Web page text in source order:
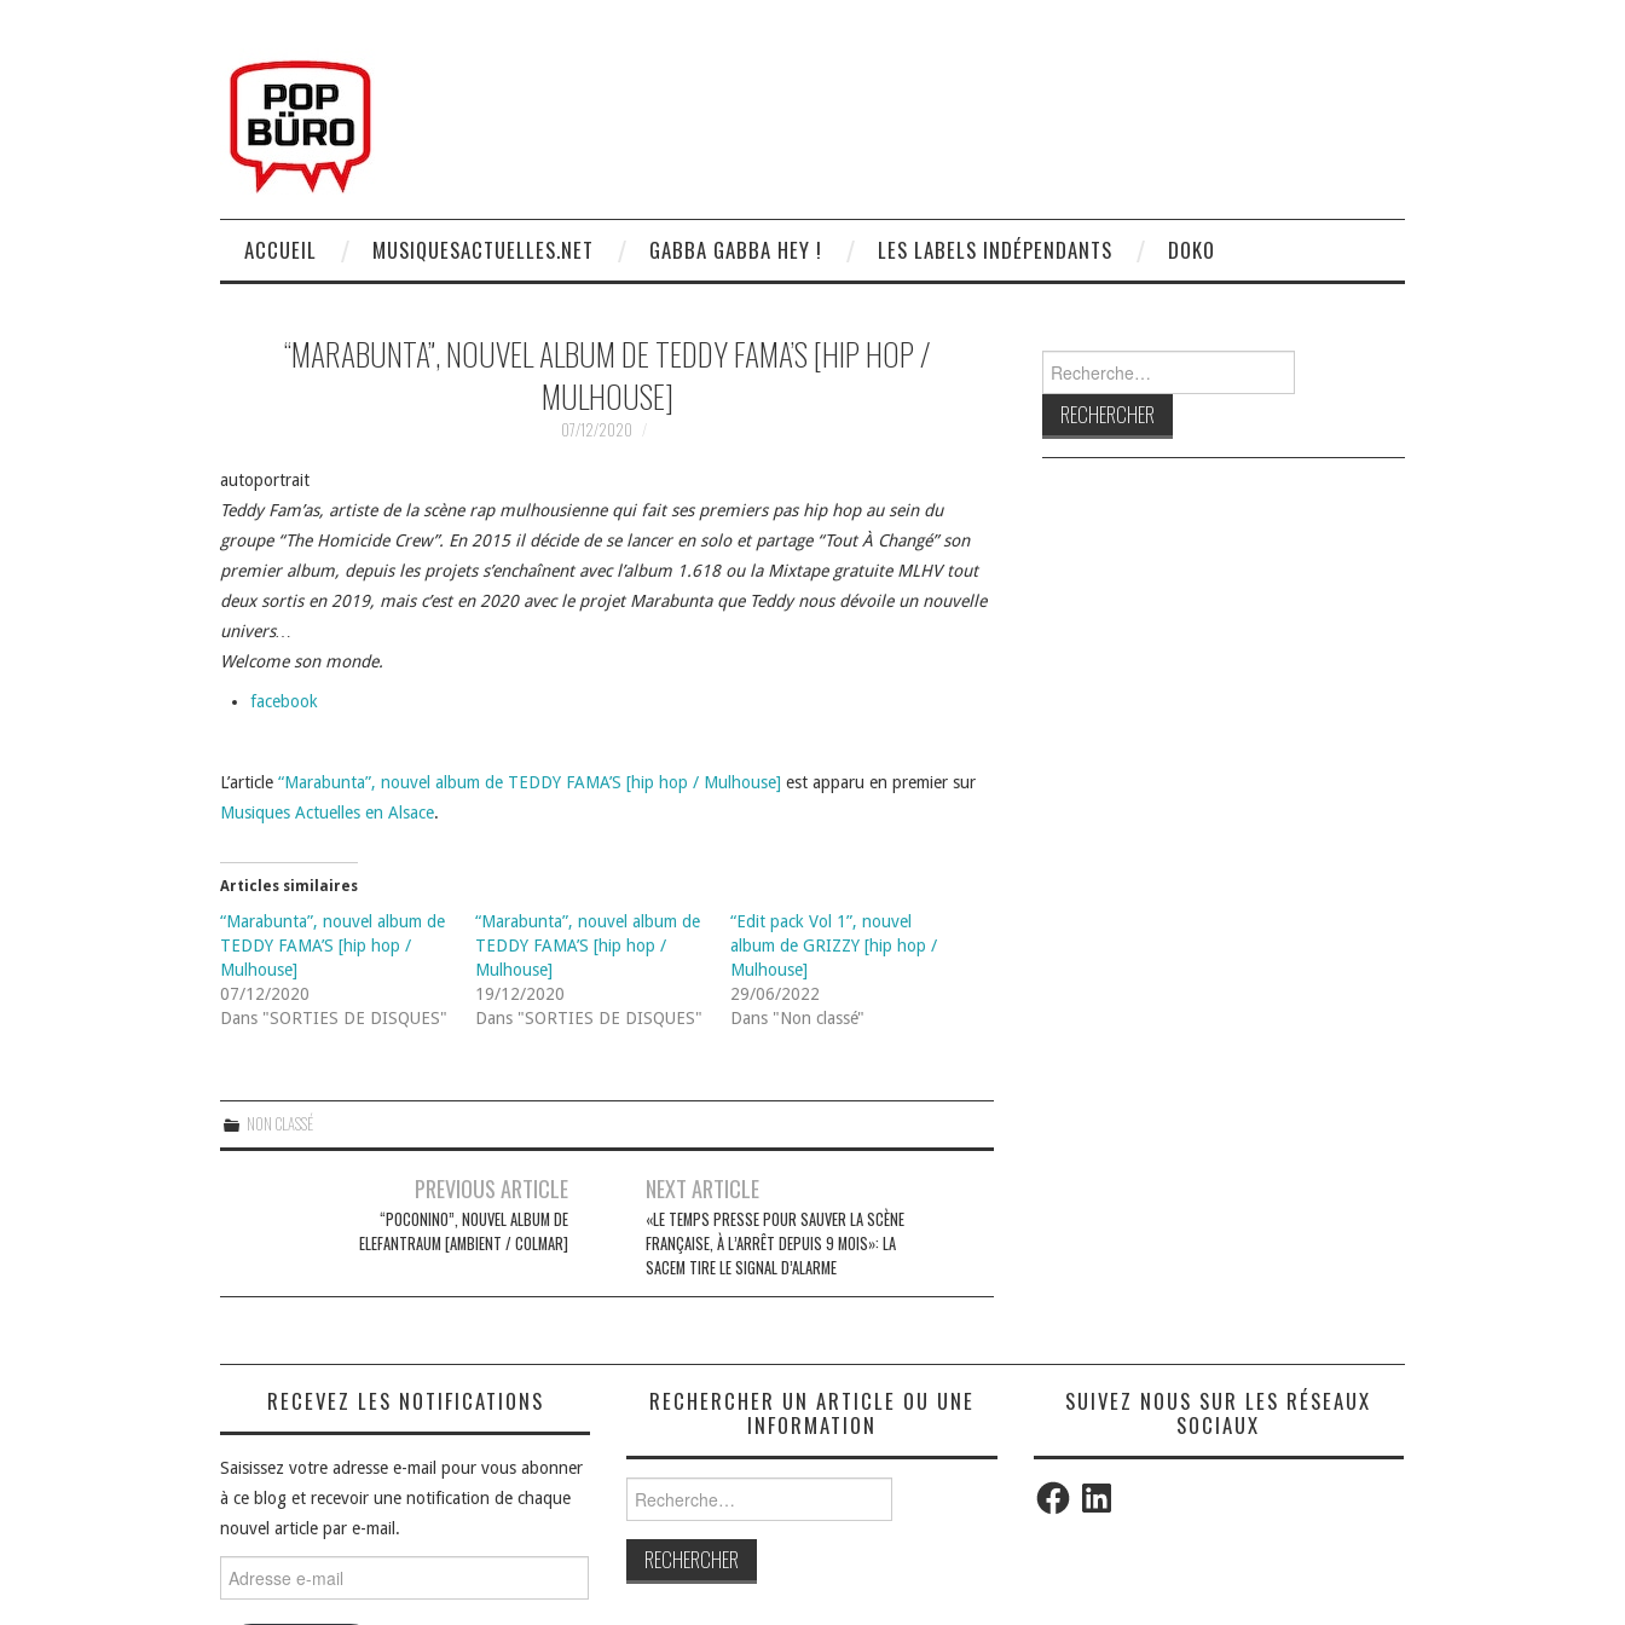
ACCUEIL MUSIQUESACTUELLES.NET GABBA GABBA HEY ! LES LABELS INDÉPENDANTS DOKO
“MARABUNTA”, NOUVEL ALBUM DE TEDDY FAMA’S [HIP HOP /
MULHOUSE]
07/12/2020
autoportrait
Teddy Fam’as, artiste de la scène rap mulhousienne qui fait ses premiers pas hip hop au sein du
groupe “The Homicide Crew”. En 2015 il décide de se lancer en solo et partage “Tout À Changé” son
premier album, depuis les projets s’enchaînent avec l’album 1.618 ou la Mixtape gratuite MLHV tout
deux sortis en 2019, mais c’est en 2020 avec le projet Marabunta que Teddy nous dévoile un nouvelle
univers…
Welcome son monde.
facebook
L’article “Marabunta”, nouvel album de TEDDY FAMA’S [hip hop / Mulhouse] est apparu en premier sur
Musiques Actuelles en Alsace.
Articles similaires
“Marabunta”, nouvel album de
TEDDY FAMA’S [hip hop /
Mulhouse]
07/12/2020
Dans "SORTIES DE DISQUES"
“Marabunta”, nouvel album de
TEDDY FAMA’S [hip hop /
Mulhouse]
19/12/2020
Dans "SORTIES DE DISQUES"
“Edit pack Vol 1”, nouvel
album de GRIZZY [hip hop /
Mulhouse]
29/06/2022
Dans "Non classé"
NON CLASSÉ
PREVIOUS ARTICLE
“POCONINO”, NOUVEL ALBUM DE
ELEFANTRAUM [AMBIENT / COLMAR]
NEXT ARTICLE
«LE TEMPS PRESSE POUR SAUVER LA SCÈNE
FRANÇAISE, À L’ARRÊT DEPUIS 9 MOIS»: LA
SACEM TIRE LE SIGNAL D’ALARME
RECEVEZ LES NOTIFICATIONS
Saisissez votre adresse e-mail pour vous abonner
à ce blog et recevoir une notification de chaque
nouvel article par e-mail.
e-
RECHERCHER UN ARTICLE OU UNE
INFORMATION
SUIVEZ NOUS SUR LES RÉSEAUX
SOCIAUX
FacebookLinkedIn